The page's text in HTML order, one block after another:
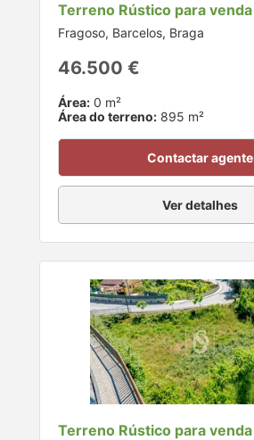
Terreno Rústico para venda
Fragoso, Barcelos, Braga
46.500 €
Área: 0 m²
Área do terreno: 895 m²
Contactar agente
Ver detalhes
Terreno Rústico para venda